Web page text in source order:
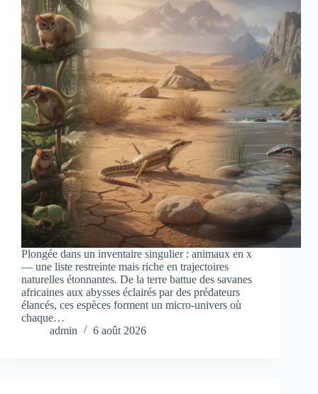
Plongée dans un inventaire singulier : animaux en x
— une liste restreinte mais riche en trajectoires
naturelles étonnantes. De la terre battue des savanes
africaines aux abysses éclairés par des prédateurs
élancés, ces espèces forment un micro-univers où
chaque…
admin
6 août 2026